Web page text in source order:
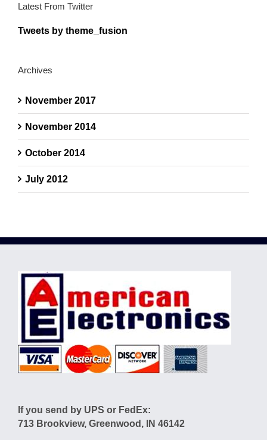
Latest From Twitter
Tweets by theme_fusion
Archives
November 2017
November 2014
October 2014
July 2012
If you send by UPS or FedEx:
713 Brookview, Greenwood, IN 46142